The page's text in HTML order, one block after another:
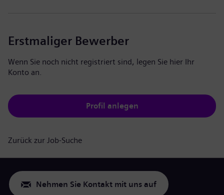
Erstmaliger Bewerber
Wenn Sie noch nicht registriert sind, legen Sie hier Ihr
Konto an.
Profil anlegen
Zurück zur Job-Suche
Nehmen Sie Kontakt mit uns auf